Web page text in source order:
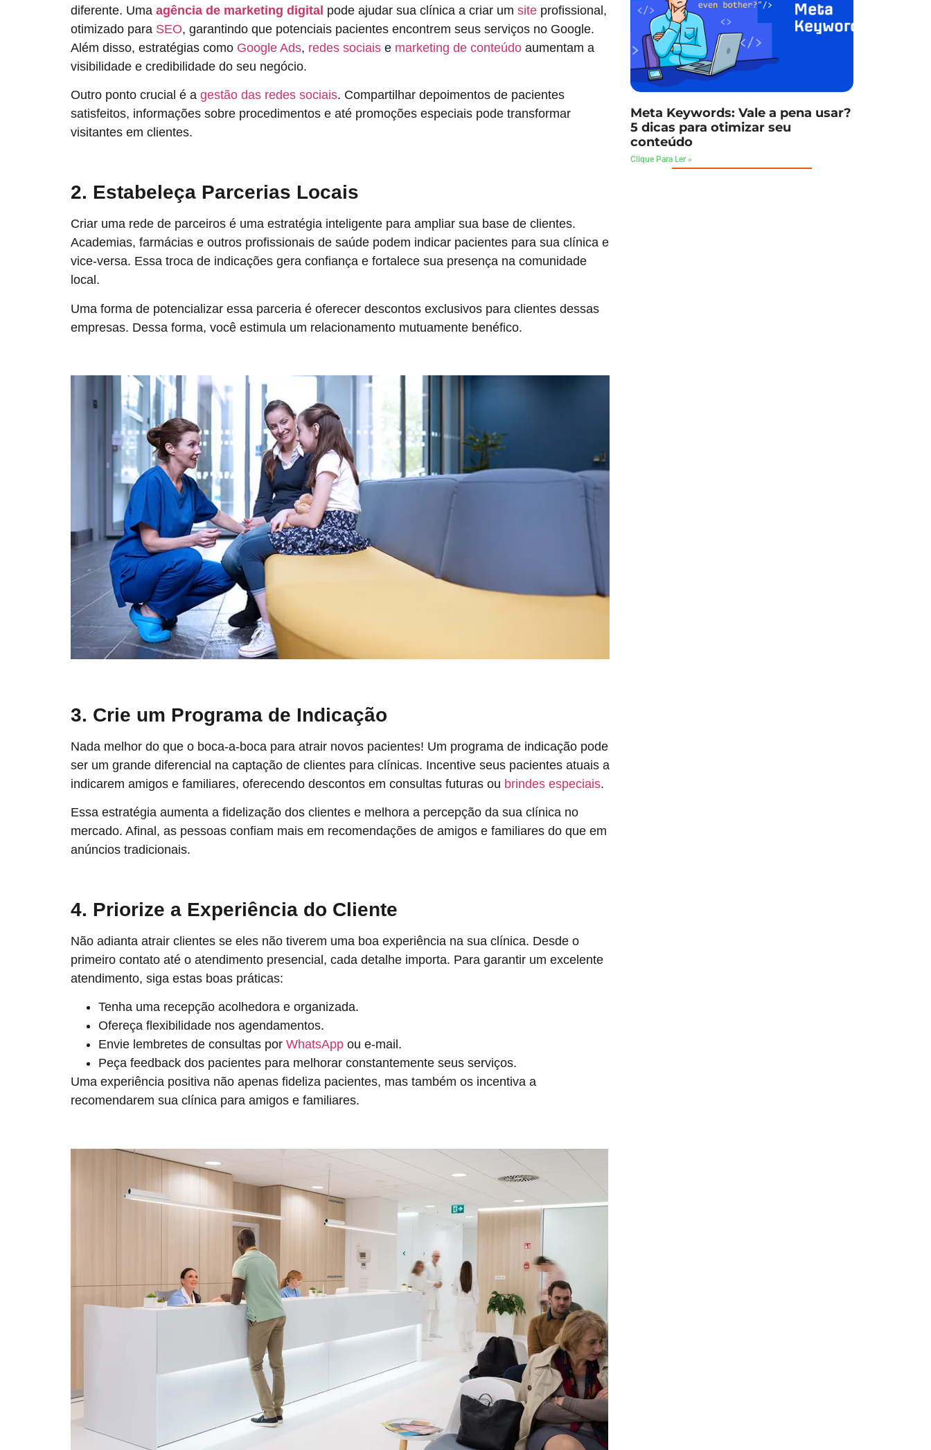
diferente. Uma agência de marketing digital pode ajudar sua clínica a criar um site profissional,
otimizado para SEO, garantindo que potenciais pacientes encontrem seus serviços no Google.
Além disso, estratégias como Google Ads, redes sociais e marketing de conteúdo aumentam a
visibilidade e credibilidade do seu negócio.
Outro ponto crucial é a gestão das redes sociais. Compartilhar depoimentos de pacientes
satisfeitos, informações sobre procedimentos e até promoções especiais pode transformar
visitantes em clientes.
2. Estabeleça Parcerias Locais
Criar uma rede de parceiros é uma estratégia inteligente para ampliar sua base de clientes.
Academias, farmácias e outros profissionais de saúde podem indicar pacientes para sua clínica e
vice-versa. Essa troca de indicações gera confiança e fortalece sua presença na comunidade
local.
Uma forma de potencializar essa parceria é oferecer descontos exclusivos para clientes dessas
empresas. Dessa forma, você estimula um relacionamento mutuamente benéfico.
3. Crie um Programa de Indicação
Nada melhor do que o boca-a-boca para atrair novos pacientes! Um programa de indicação pode
ser um grande diferencial na captação de clientes para clínicas. Incentive seus pacientes atuais a
indicarem amigos e familiares, oferecendo descontos em consultas futuras ou brindes especiais.
Essa estratégia aumenta a fidelização dos clientes e melhora a percepção da sua clínica no
mercado. Afinal, as pessoas confiam mais em recomendações de amigos e familiares do que em
anúncios tradicionais.
4. Priorize a Experiência do Cliente
Não adianta atrair clientes se eles não tiverem uma boa experiência na sua clínica. Desde o
primeiro contato até o atendimento presencial, cada detalhe importa. Para garantir um excelente
atendimento, siga estas boas práticas:
Tenha uma recepção acolhedora e organizada.
Ofereça flexibilidade nos agendamentos.
Envie lembretes de consultas por WhatsApp ou e-mail.
Peça feedback dos pacientes para melhorar constantemente seus serviços.
Uma experiência positiva não apenas fideliza pacientes, mas também os incentiva a
recomendarem sua clínica para amigos e familiares.
Meta Keywords: Vale a pena usar?
5 dicas para otimizar seu
conteúdo
Clique Para Ler »